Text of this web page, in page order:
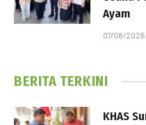
Ayam
07/08/2026
BERITA TERKINI
KHAS